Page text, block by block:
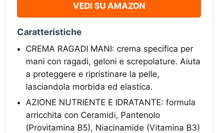
VEDI SU AMAZON
Caratteristiche
CREMA RAGADI MANI: crema specifica per
mani con ragadi, geloni e screpolature. Aiuta
a proteggere e ripristinare la pelle,
lasciandola morbida ed elastica.
AZIONE NUTRIENTE E IDRATANTE: formula
arricchita con Ceramidi, Pantenolo
(Provitamina B5), Niacinamide (Vitamina B3)